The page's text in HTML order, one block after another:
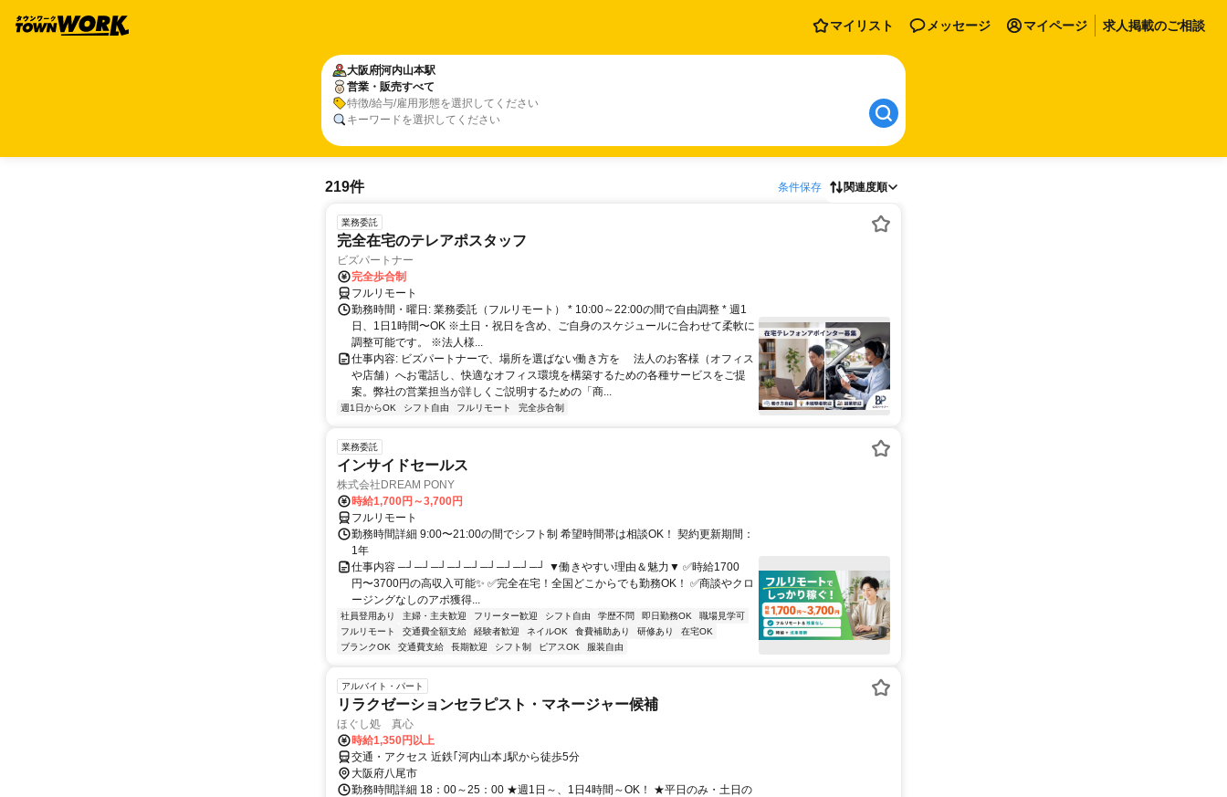
マイリスト メッセージ マイページ 求人掲載のご相談
大阪府河内山本駅
営業・販売すべて
特徴/給与/雇用形態を選択してください
キーワードを選択してください
219件 条件保存 関連度順
業務委託
完全在宅のテレアポスタッフ
ビズパートナー
完全歩合制
フルリモート
勤務時間・曜日: 業務委託（フルリモート） * 10:00～22:00の間で自由調整 * 週1
日、1日1時間〜OK ※土日・祝日を含め、ご自身のスケジュールに合わせて柔軟に
調整可能です。 ※法人様...
仕事内容: ビズパートナーで、場所を選ばない働き方を 法人のお客様（オフィス
や店舗）へお電話し、快適なオフィス環境を構築するための各種サービスをご提
案。弊社の営業担当が詳しくご説明するための「商...
週1日からOK シフト自由 フルリモート 完全歩合制
業務委託
インサイドセールス
株式会社DREAM PONY
時給1,700円～3,700円
フルリモート
勤務時間詳細 9:00〜21:00の間でシフト制 希望時間帯は相談OK！ 契約更新期間：
1年
仕事内容 ─┘─┘─┘─┘─┘─┘─┘─┘─┘ ▼働きやすい理由＆魅力▼ ✅時給1700
円〜3700円の高収入可能✨ ✅完全在宅！全国どこからでも勤務OK！ ✅商談やクロ
ージングなしのアポ獲得...
社員登用あり 主婦・主夫歓迎 フリーター歓迎 シフト自由 学歴不問 即日勤務OK
職場見学可
フルリモート
交通費全額支給 経験者歓迎 ネイルOK 食費補助あり 研修あり
在宅OK
ブランクOK
交通費支給 長期歓迎 シフト制 ピアスOK 服装自由
アルバイト・パート
リラクゼーションセラピスト・マネージャー候補
ほぐし処 真心
時給1,350円以上
交通・アクセス 近鉄｢河内山本｣駅から徒歩5分
大阪府八尾市
勤務時間詳細 18：00～25：00 ★週1日～、1日4時間～OK！ ★平日のみ・土日の